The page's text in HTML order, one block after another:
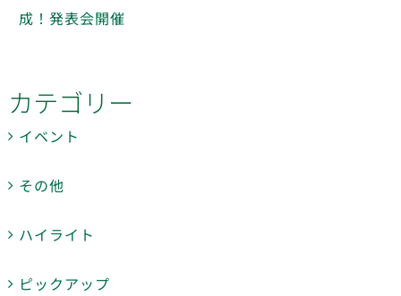
成！発表会開催
カテゴリー
イベント
その他
ハイライト
ピックアップ